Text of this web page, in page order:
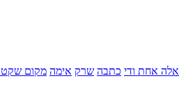
כתבה שרק אימה מקום שקט 2